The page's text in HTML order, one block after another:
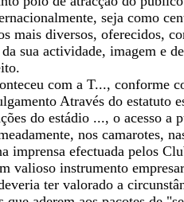
seja como
mais diversos, oferecidos,
sua actividade, imagem e
com a T..., conforme
Através do
do estádio ..., o acesso
nos camarotes,
imprensa efectuada pelos
valioso instrumento
ter valorado a